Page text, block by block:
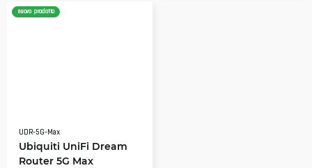
nuovo prodotto
UDR-5G-Max
Ubiquiti UniFi Dream
Router 5G Max